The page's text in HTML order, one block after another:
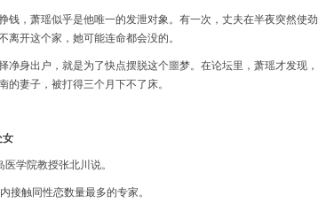
钱，萧瑶似乎是他唯一的发泄对象。有一次，丈夫在半夜突然使劲
开这个家，她可能连命都会没的。
净身出户，就是为了快点摆脱这个噩梦。在论坛里，萧瑶才发现，
的妻子，被打得三个月下不了床。
女
学院教授张北川说。
接触同性恋数量最多的专家。